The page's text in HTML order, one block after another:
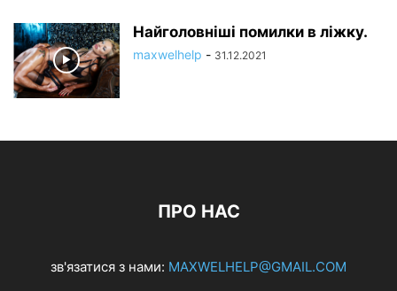
Найголовніші помилки в ліжку.
maxwelhelp - 31.12.2021
ПРО НАС
зв'язатися з нами: MAXWELHELP@GMAIL.COM